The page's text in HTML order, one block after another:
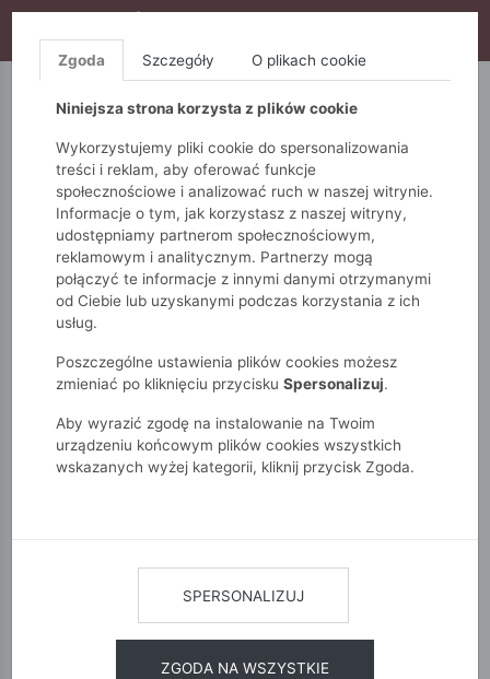
S10), DODATKOWE 15% ZA 3SZT (KOD: S15)
5.10.15. QUIOSQUE
Monnari Zobacz wszystko Swetry
długi rękaw
Lekki sweter domieszką wełny
Zgoda Szczegóły O plikach cookie
Niniejsza strona korzysta z plików cookie
Wykorzystujemy pliki cookie do spersonalizowania
treści i reklam, aby oferować funkcje
społecznościowe i analizować ruch w naszej witrynie.
Informacje o tym, jak korzystasz z naszej witryny,
udostępniamy partnerom społecznościowym,
reklamowym i analitycznym. Partnerzy mogą
połączyć te informacje z innymi danymi otrzymanymi
od Ciebie lub uzyskanymi podczas korzystania z ich
usług.
Poszczególne ustawienia plików cookies możesz
zmieniać po kliknięciu przycisku Spersonalizuj.
Aby wyrazić zgodę na instalowanie na Twoim
urządzeniu końcowym plików cookies wszystkich
wskazanych wyżej kategorii, kliknij przycisk Zgoda.
SPERSONALIZUJ
ZGODA NA WSZYSTKIE